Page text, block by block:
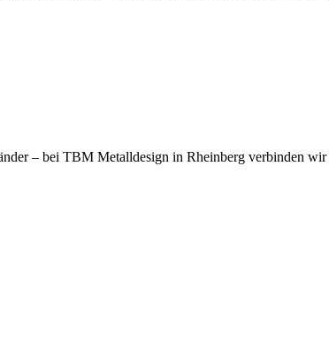
– bei TBM Metalldesign in Rheinberg verbinden